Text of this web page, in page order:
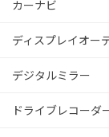
カーナビ
ディスプレイオー
デジタルミラー
ドライブレコーダ